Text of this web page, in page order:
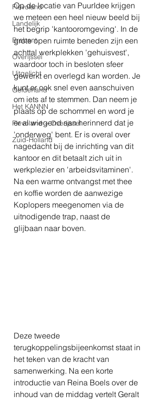
Flevoland
Landelijk
Brabant
Overijssel
Uitgelicht
Gelderland
Het KANNN
Flevoland + Overijssel
Zuid-Holland
Op de locatie van PuurIdee krijgen
we meteen een heel nieuw beeld bij
het begrip 'kantooromgeving'. In de
grote open ruimte beneden zijn een
achttal werkplekken 'gehuisvest',
waardoor toch in besloten sfeer
gewerkt en overlegd kan worden. Je
kunt er ook snel even aanschuiven
om iets af te stemmen. Dan neem je
plaats op de schommel en word je
er al wiegend aan herinnerd dat je
'onderweg' bent. Er is overal over
nagedacht bij de inrichting van dit
kantoor en dit betaalt zich uit in
werkplezier en 'arbeidsvitaminen'.
Na een warme ontvangst met thee
en koffie worden de aanwezige
Koplopers meegenomen via de
uitnodigende trap, naast de
glijbaan naar boven.
Deze tweede
terugkoppelingsbijeenkomst staat in
het teken van de kracht van
samenwerking. Na een korte
introductie van Reina Boels over de
inhoud van de middag vertelt Geralt